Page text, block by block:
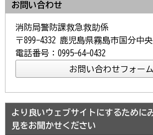
お問い合わせ
消防局警防課救急救助係
〒899-4332 鹿児島県霧島市国分中
電話番号：0995-64-0432
より良いウェブサイトにするために
見をお聞かせください